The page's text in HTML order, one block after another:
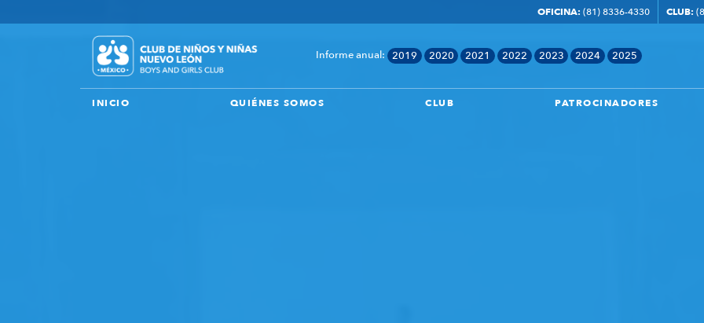
OFICINA: (81) 8336-4330 CLUB:
Informe anual: 2019 2020 2021 2022 2023 2024 2025
INICIO QUIÉNES SOMOS CLUB PATROCINADORES
Un donativo una gran diferencia